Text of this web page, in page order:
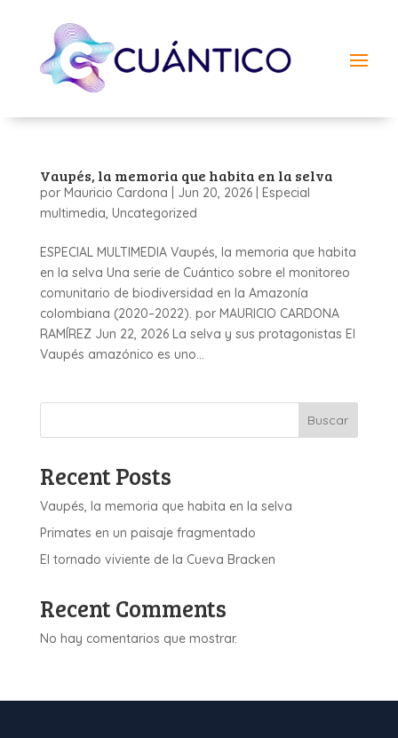
Vaupés, la memoria que habita en la selva
por Mauricio Cardona Jun 20, 2026| Especial
multimedia, Uncategorized
ESPECIAL MULTIMEDIA Vaupés, la memoria que habita
en la selva Una serie de Cuántico sobre el monitoreo
comunitario de biodiversidad en la Amazonía
colombiana (2020–2022). por MAURICIO CARDONA
RAMÍREZ Jun 22, 2026 La selva y sus protagonistas El
Vaupés amazónico es uno...
Buscar
Recent Posts
Vaupés, la memoria que habita en la selva
Primates en un paisaje fragmentado
El tornado viviente de la Cueva Bracken
Recent Comments
No hay comentarios que mostrar.